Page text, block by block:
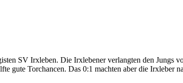
SV Irxleben. Die Irxlebener verlangten den Jungs
gute Torchancen. Das 0:1 machten aber die Irxleber